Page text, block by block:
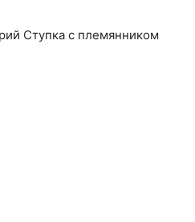
Ступка с племянником